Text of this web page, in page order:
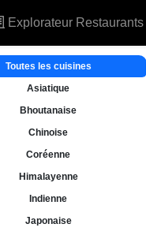
Explorateur Restaurants
Toutes les cuisines
Asiatique
Bhoutanaise
Chinoise
Coréenne
Himalayenne
Indienne
Japonaise